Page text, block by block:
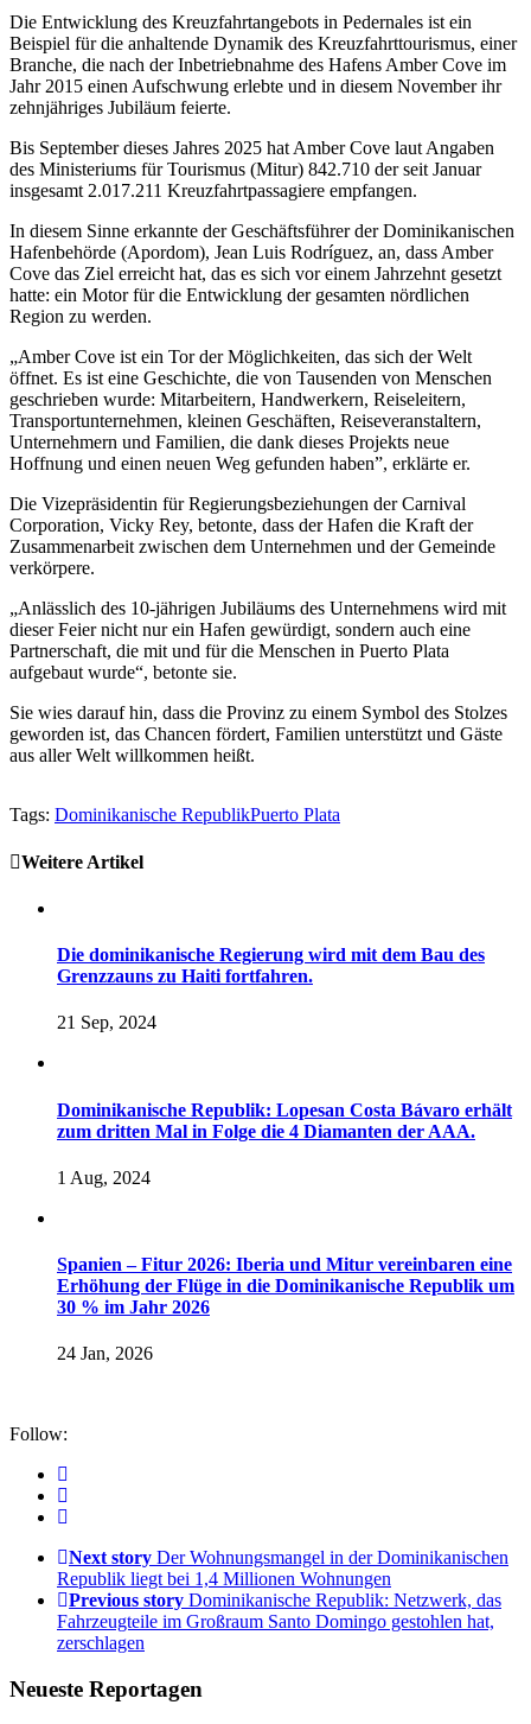
Die Entwicklung des Kreuzfahrtangebots in Pedernales ist ein
Beispiel für die anhaltende Dynamik des Kreuzfahrttourismus, einer
Branche, die nach der Inbetriebnahme des Hafens Amber Cove im
Jahr 2015 einen Aufschwung erlebte und in diesem November ihr
zehnjähriges Jubiläum feierte.
Bis September dieses Jahres 2025 hat Amber Cove laut Angaben
des Ministeriums für Tourismus (Mitur) 842.710 der seit Januar
insgesamt 2.017.211 Kreuzfahrtpassagiere empfangen.
In diesem Sinne erkannte der Geschäftsführer der Dominikanischen
Hafenbehörde (Apordom), Jean Luis Rodríguez, an, dass Amber
Cove das Ziel erreicht hat, das es sich vor einem Jahrzehnt gesetzt
hatte: ein Motor für die Entwicklung der gesamten nördlichen
Region zu werden.
„Amber Cove ist ein Tor der Möglichkeiten, das sich der Welt
öffnet. Es ist eine Geschichte, die von Tausenden von Menschen
geschrieben wurde: Mitarbeitern, Handwerkern, Reiseleitern,
Transportunternehmen, kleinen Geschäften, Reiseveranstaltern,
Unternehmern und Familien, die dank dieses Projekts neue
Hoffnung und einen neuen Weg gefunden haben”, erklärte er.
Die Vizepräsidentin für Regierungsbeziehungen der Carnival
Corporation, Vicky Rey, betonte, dass der Hafen die Kraft der
Zusammenarbeit zwischen dem Unternehmen und der Gemeinde
verkörpere.
„Anlässlich des 10-jährigen Jubiläums des Unternehmens wird mit
dieser Feier nicht nur ein Hafen gewürdigt, sondern auch eine
Partnerschaft, die mit und für die Menschen in Puerto Plata
aufgebaut wurde“, betonte sie.
Sie wies darauf hin, dass die Provinz zu einem Symbol des Stolzes
geworden ist, das Chancen fördert, Familien unterstützt und Gäste
aus aller Welt willkommen heißt.
Tags: Dominikanische RepublikPuerto Plata
Weitere Artikel
Die dominikanische Regierung wird mit dem Bau des
Grenzzauns zu Haiti fortfahren.
21 Sep, 2024
Dominikanische Republik: Lopesan Costa Bávaro erhält
zum dritten Mal in Folge die 4 Diamanten der AAA.
1 Aug, 2024
Spanien – Fitur 2026: Iberia und Mitur vereinbaren eine
Erhöhung der Flüge in die Dominikanische Republik um
30 % im Jahr 2026
24 Jan, 2026
Follow:
Next story Der Wohnungsmangel in der Dominikanischen
Republik liegt bei 1,4 Millionen Wohnungen
Previous story Dominikanische Republik: Netzwerk, das
Fahrzeugteile im Großraum Santo Domingo gestohlen hat,
zerschlagen
Neueste Reportagen